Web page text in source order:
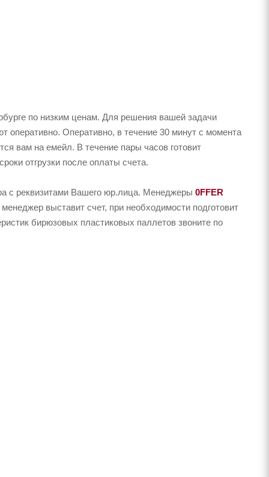
по низким ценам. Для решения вашей задачи
Оперативно, в течение 30 минут с момента
вам на емейл. В течение пары часов готовит
отгрузки после оплаты счета.
с реквизитами Вашего юр.лица. Менеджеры 0FFER
выставит счет, при необходимости подготовит
бирюзовых пластиковых паллетов звоните по